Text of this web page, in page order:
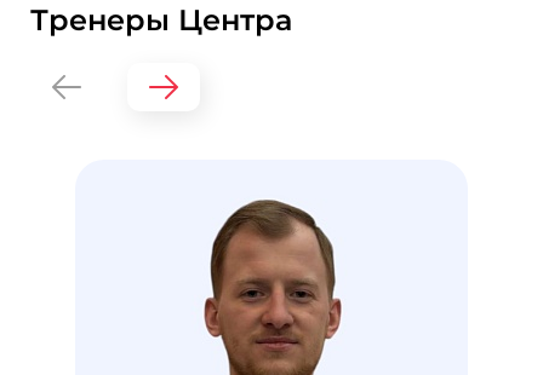
Тренеры Центра